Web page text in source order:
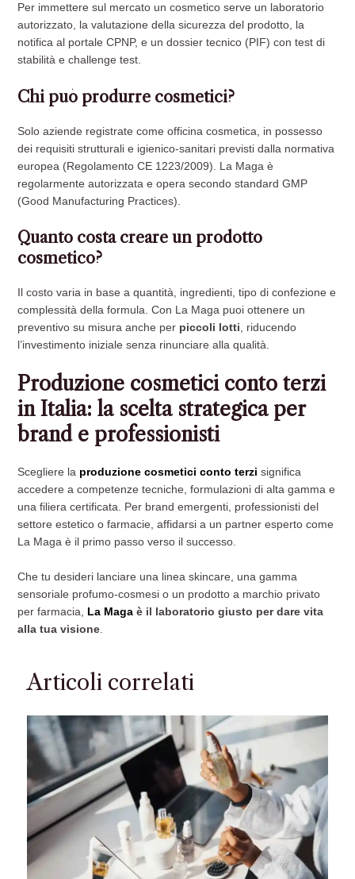
Per immettere sul mercato un cosmetico serve un laboratorio
autorizzato, la valutazione della sicurezza del prodotto, la
notifica al portale CPNP, e un dossier tecnico (PIF) con test di
stabilità e challenge test.
Chi può produrre cosmetici?
Solo aziende registrate come officina cosmetica, in possesso
dei requisiti strutturali e igienico-sanitari previsti dalla normativa
europea (Regolamento CE 1223/2009). La Maga è
regolarmente autorizzata e opera secondo standard GMP
(Good Manufacturing Practices).
Quanto costa creare un prodotto
cosmetico?
Il costo varia in base a quantità, ingredienti, tipo di confezione e
complessità della formula. Con La Maga puoi ottenere un
preventivo su misura anche per piccoli lotti, riducendo
l’investimento iniziale senza rinunciare alla qualità.
Produzione cosmetici conto terzi
in Italia: la scelta strategica per
brand e professionisti
Scegliere la produzione cosmetici conto terzi significa
accedere a competenze tecniche, formulazioni di alta gamma e
una filiera certificata. Per brand emergenti, professionisti del
settore estetico o farmacie, affidarsi a un partner esperto come
La Maga è il primo passo verso il successo.
Che tu desideri lanciare una linea skincare, una gamma
sensoriale profumo-cosmesi o un prodotto a marchio privato
per farmacia, La Maga è il laboratorio giusto per dare vita
alla tua visione.
Articoli correlati